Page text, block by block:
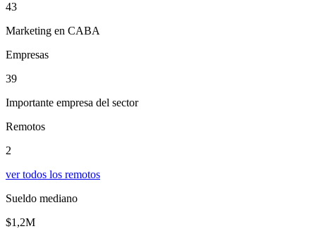
43
Marketing en CABA
Empresas
39
Importante empresa del sector
Remotos
2
ver todos los remotos
Sueldo mediano
$1,2M